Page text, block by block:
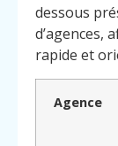
dessous
d’agences,
rapide et
Agence